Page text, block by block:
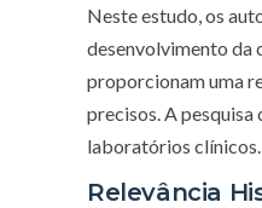
Neste estudo, os
desenvolvimento da
proporcionam uma
precisos. A
laboratórios clínicos.
Relevância